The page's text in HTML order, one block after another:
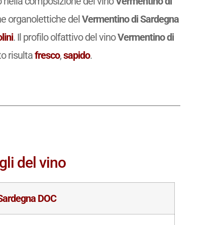
organolettiche delVermentino di Sardegna
. Il profilo olfattivo del vinoVermentino di
risultafresco,sapido.
del vino
DOC